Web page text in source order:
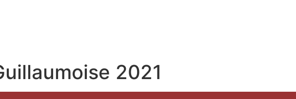
2021